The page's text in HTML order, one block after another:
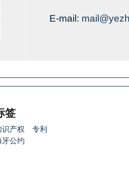
E-mail:
签
识产权
专利
牙公约